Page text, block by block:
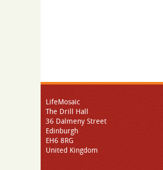
LifeMosaic
The Drill Hall
36 Dalmeny Street
Edinburgh
EH6 8RG
United Kingdom